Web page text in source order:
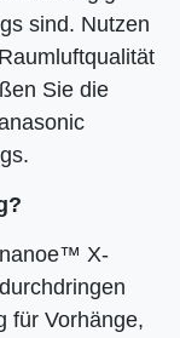
sind. Nutzen
Sie die
nanoe™ X-
für Vorhänge,